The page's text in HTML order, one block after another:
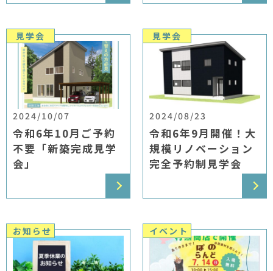
見学会
2024/10/07
令和6年10月ご予約
不要「新築完成見学
会」
見学会
2024/08/23
令和6年9月開催！大
規模リノベーション
完全予約制見学会
お知らせ イベント